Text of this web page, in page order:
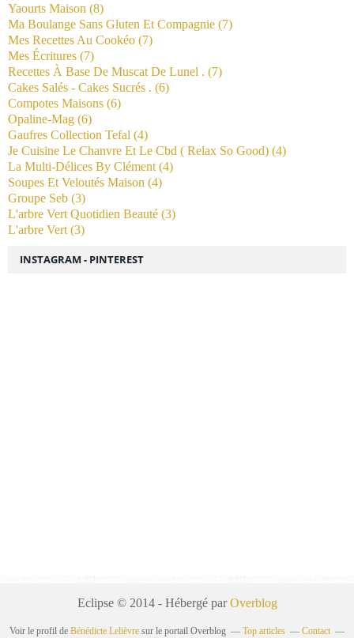
Yaourts Maison (8)
Ma Boulange Sans Gluten Et Compagnie (7)
Mes Recettes Au Cookéo (7)
Mes Écritures (7)
Recettes À Base De Muscat De Lunel . (7)
Cakes Salés - Cakes Sucrés . (6)
Compotes Maisons (6)
Opaline-Mag (6)
Gaufres Collection Tefal (4)
Je Cuisine Le Chanvre Et Le Cbd ( Relax So Good) (4)
La Multi-Délices By Clément (4)
Soupes Et Veloutés Maison (4)
Groupe Seb (3)
L'arbre Vert Quotidien Beauté (3)
L'arbre Vert (3)
INSTAGRAM - PINTEREST
Eclipse © 2014 - Hébergé parOverblog
Voir le profil de Bénédicte Lelièvre sur le portail Overblog Top articles Contact